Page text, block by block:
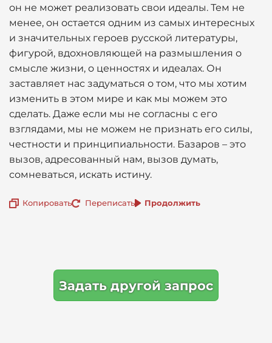
он не может реализовать свои идеалы. Тем не
менее, он остается одним из самых интересных
и значительных героев русской литературы,
фигурой, вдохновляющей на размышления о
смысле жизни, о ценностях и идеалах. Он
заставляет нас задуматься о том, что мы хотим
изменить в этом мире и как мы можем это
сделать. Даже если мы не согласны с его
взглядами, мы не можем не признать его силы,
честности и принципиальности. Базаров – это
вызов, адресованный нам, вызов думать,
сомневаться, искать истину.
Копировать Переписать Продолжить
Задать другой запрос